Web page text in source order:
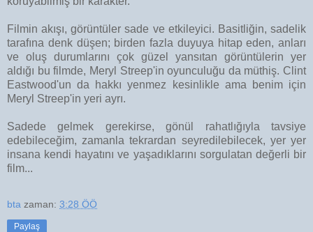
Filmin akışı, görüntüler sade ve etkileyici. Basitliğin, sadelik
tarafına denk düşen; birden fazla duyuya hitap eden, anları
ve oluş durumlarını çok güzel yansıtan görüntülerin yer
aldığı bu filmde, Meryl Streep'in oyunculuğu da müthiş. Clint
Eastwood'un da hakkı yenmez kesinlikle ama benim için
Meryl Streep'in yeri ayrı.
Sadede gelmek gerekirse, gönül rahatlığıyla tavsiye
edebileceğim, zamanla tekrardan seyredilebilecek, yer yer
insana kendi hayatını ve yaşadıklarını sorgulatan değerli bir
film...
bta zaman: 3:28 ÖÖ
Paylaş